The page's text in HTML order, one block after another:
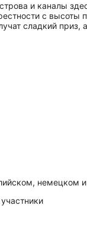
и каналы
с высоты
сладкий
немецком